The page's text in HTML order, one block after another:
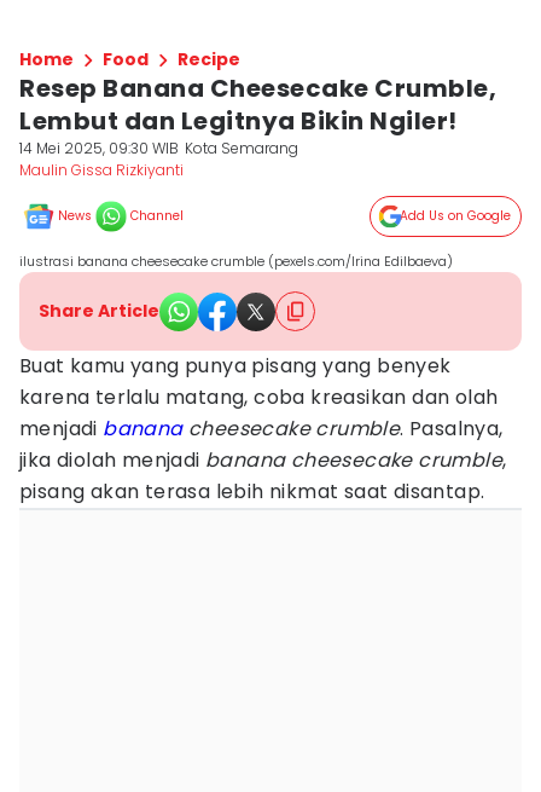
Home Food Recipe
Resep Banana Cheesecake Crumble,
Lembut dan Legitnya Bikin Ngiler!
14 Mei 2025, 09:30 WIB Kota Semarang
Maulin Gissa Rizkiyanti
News Channel Add Us on Google
ilustrasi banana cheesecake crumble (pexels.com/Irina Edilbaeva)
Share Article
Buat kamu yang punya pisang yang benyek
karena terlalu matang, coba kreasikan dan olah
menjadi banana cheesecake crumble. Pasalnya,
jika diolah menjadi banana cheesecake crumble,
pisang akan terasa lebih nikmat saat disantap.